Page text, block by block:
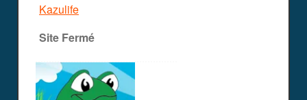
Kazulife
Site Fermé